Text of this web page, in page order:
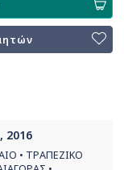
2016
• ΤΡΑΠΕΖΙΚΟ